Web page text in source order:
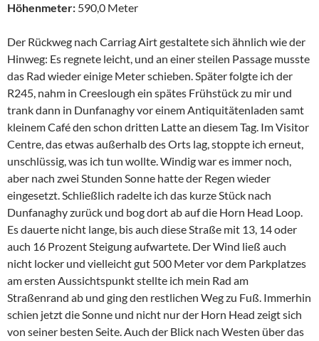
Höhenmeter: 590,0 Meter
Der Rückweg nach Carriag Airt gestaltete sich ähnlich wie der
Hinweg: Es regnete leicht, und an einer steilen Passage musste
das Rad wieder einige Meter schieben. Später folgte ich der
R245, nahm in Creeslough ein spätes Frühstück zu mir und
trank dann in Dunfanaghy vor einem Antiquitätenladen samt
kleinem Café den schon dritten Latte an diesem Tag. Im Visitor
Centre, das etwas außerhalb des Orts lag, stoppte ich erneut,
unschlüssig, was ich tun wollte. Windig war es immer noch,
aber nach zwei Stunden Sonne hatte der Regen wieder
eingesetzt. Schließlich radelte ich das kurze Stück nach
Dunfanaghy zurück und bog dort ab auf die Horn Head Loop.
Es dauerte nicht lange, bis auch diese Straße mit 13, 14 oder
auch 16 Prozent Steigung aufwartete. Der Wind ließ auch
nicht locker und vielleicht gut 500 Meter vor dem Parkplatzes
am ersten Aussichtspunkt stellte ich mein Rad am
Straßenrand ab und ging den restlichen Weg zu Fuß. Immerhin
schien jetzt die Sonne und nicht nur der Horn Head zeigt sich
von seiner besten Seite. Auch der Blick nach Westen über das